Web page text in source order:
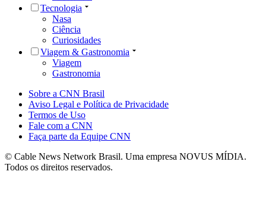
Tecnologia
Nasa
Ciência
Curiosidades
Viagem & Gastronomia
Viagem
Gastronomia
Sobre a CNN Brasil
Aviso Legal e Política de Privacidade
Termos de Uso
Fale com a CNN
Faça parte da Equipe CNN
© Cable News Network Brasil. Uma empresa NOVUS MÍDIA.
Todos os direitos reservados.